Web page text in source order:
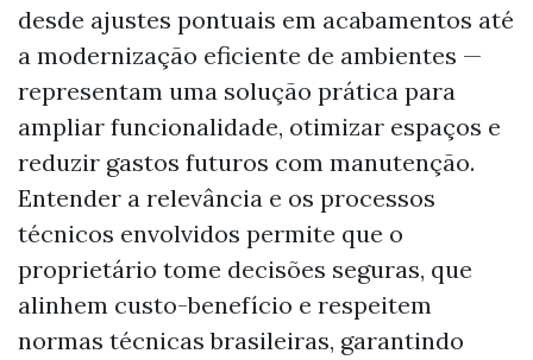
desde ajustes pontuais em acabamentos até
a modernização eficiente de ambientes —
representam uma solução prática para
ampliar funcionalidade, otimizar espaços e
reduzir gastos futuros com manutenção.
Entender a relevância e os processos
técnicos envolvidos permite que o
proprietário tome decisões seguras, que
alinhem custo-benefício e respeitem
normas técnicas brasileiras, garantindo